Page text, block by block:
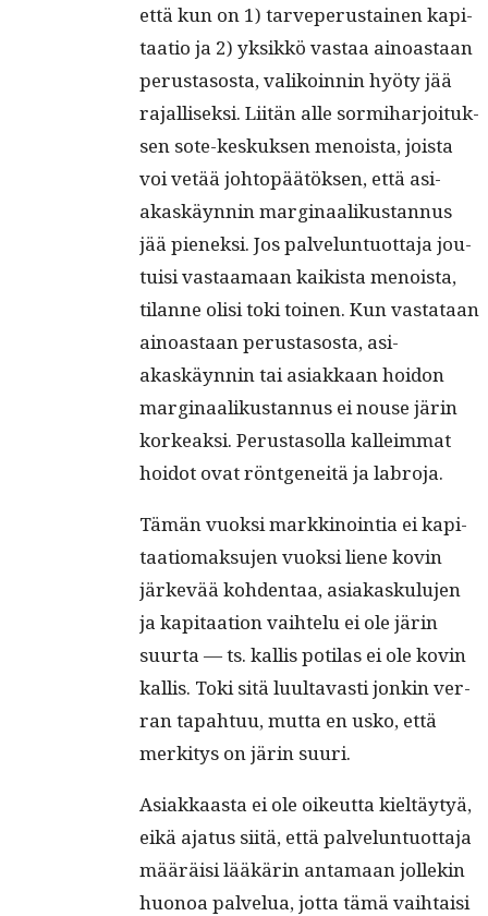
että kun on 1) tarvepe­rus­tainen kap­i­
taa­tio ja 2) yksikkö vas­taa ain­oas­taan
perus­ta­sos­ta, valikoin­nin hyö­ty jää
rajal­lisek­si. Liitän alle sormi­har­joituk­
sen sote-keskuk­sen menoista, joista
voi vetää johtopäätök­sen, että asi­
akaskäyn­nin mar­gin­aa­likus­tan­nus
jää pienek­si. Jos palvelun­tuot­ta­ja jou­
tu­isi vas­taa­maan kaik­ista menoista,
tilanne olisi toki toinen. Kun vas­tataan
ain­oas­taan perus­ta­sos­ta, asi­
akaskäyn­nin tai asi­akkaan hoidon
mar­gin­aa­likus­tan­nus ei nouse järin
korkeak­si. Perus­ta­sol­la kalleim­mat
hoidot ovat rönt­geneitä ja labroja.
Tämän vuok­si markki­noin­tia ei kap­i­
taa­tiomak­su­jen vuok­si liene kovin
järkevää kohden­taa, asi­akasku­lu­jen
ja kap­i­taa­tion vai­htelu ei ole järin
suur­ta — ts. kallis poti­las ei ole kovin
kallis. Toki sitä luul­tavasti jonkin ver­
ran tapah­tuu, mut­ta en usko, että
merk­i­tys on järin suuri.
Asi­akkaas­ta ei ole oikeut­ta kieltäy­tyä,
eikä aja­tus siitä, että palvelun­tuot­ta­ja
määräisi lääkärin anta­maan jollekin
huonoa palvelua, jot­ta tämä vai­h­taisi